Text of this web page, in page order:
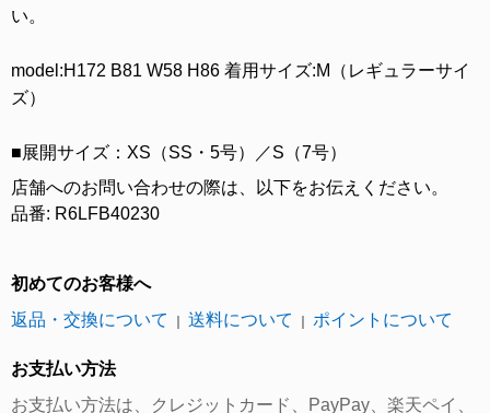
い。
model:H172 B81 W58 H86 着用サイズ:M（レギュラーサイ
ズ）
■展開サイズ：XS（SS・5号）／S（7号）
店舗へのお問い合わせの際は、以下をお伝えください。
品番: R6LFB40230
初めてのお客様へ
返品・交換について
｜ 送料について ｜ ポイントについて
お支払い方法
お支払い方法は、クレジットカード、PayPay、楽天ペイ、